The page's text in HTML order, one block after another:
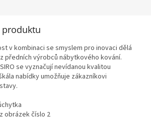
v kombinaci se smyslem pro inovaci dělá
předních výrobců nábytkového kování.
se vyznačují nevídanou kvalitou
nabídky umožňuje zákazníkovi
obrázek číslo 2